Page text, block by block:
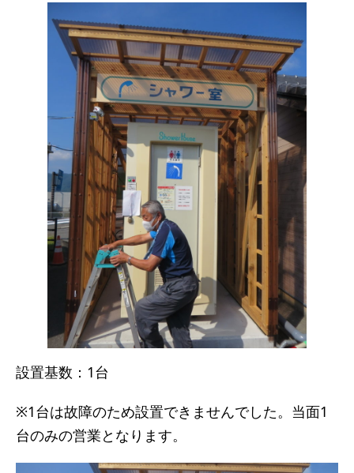
設置基数：1台
※1台は故障のため設置できませんでした。当面1
台のみの営業となります。